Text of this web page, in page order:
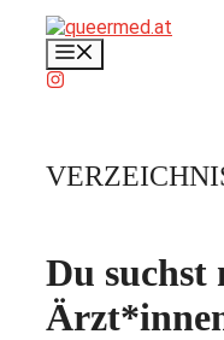
Inhalt
springen
Du suchst